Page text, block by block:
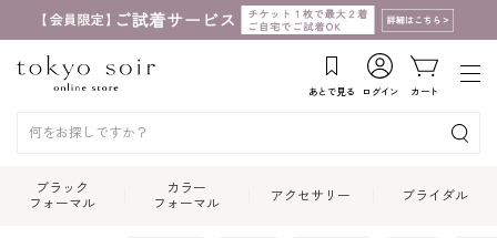
あとで見る ログイン カート
ブラック
フォーマル
カラー
フォーマル
アクセサリー ブライダル